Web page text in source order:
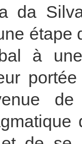
da
étape
à